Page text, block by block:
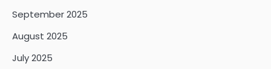
September 2025
August 2025
July 2025